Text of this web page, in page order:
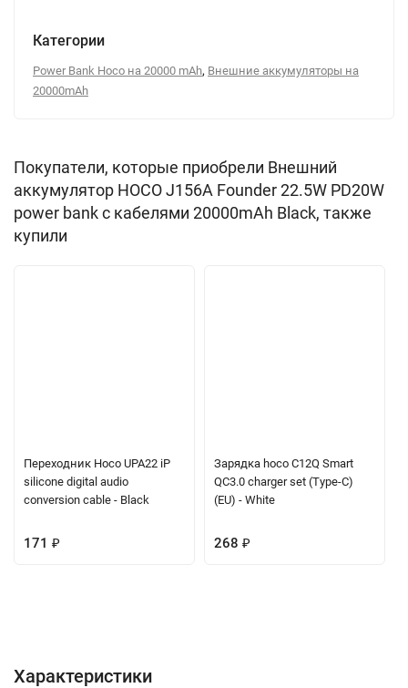
Категории
Power Bank Hoco на 20000 mAh, Внешние аккумуляторы на
20000mAh
Покупатели, которые приобрели Внешний
аккумулятор HOCO J156A Founder 22.5W PD20W
power bank с кабелями 20000mAh Black, также
купили
Переходник Hoco UPA22 iP
silicone digital audio
conversion cable - Black
171 ₽
Зарядка hoco C12Q Smart
QC3.0 charger set (Type-C)
(EU) - White
268 ₽
Характеристики